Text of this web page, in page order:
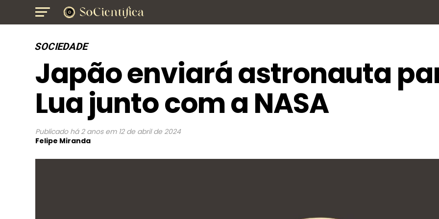
SOCIEDADE
Japão enviará astronauta
Lua junto com a NASA
Publicado há 2 anos em 12 de abril de 2024
Felipe Miranda